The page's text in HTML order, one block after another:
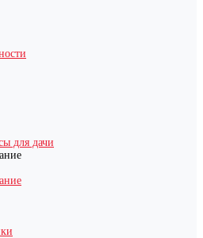
для дачи